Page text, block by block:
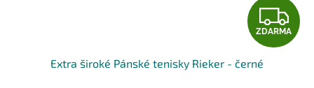
Z
D
ZDARMA
Extra široké Pánské tenisky Rieker - černé